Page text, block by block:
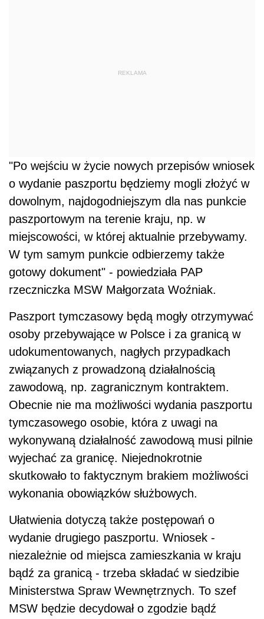
REKLAMA
"Po wejściu w życie nowych przepisów wniosek
o wydanie paszportu będziemy mogli złożyć w
dowolnym, najdogodniejszym dla nas punkcie
paszportowym na terenie kraju, np. w
miejscowości, w której aktualnie przebywamy.
W tym samym punkcie odbierzemy także
gotowy dokument" - powiedziała PAP
rzeczniczka MSW Małgorzata Woźniak.
Paszport tymczasowy będą mogły otrzymywać
osoby przebywające w Polsce i za granicą w
udokumentowanych, nagłych przypadkach
związanych z prowadzoną działalnością
zawodową, np. zagranicznym kontraktem.
Obecnie nie ma możliwości wydania paszportu
tymczasowego osobie, która z uwagi na
wykonywaną działalność zawodową musi pilnie
wyjechać za granicę. Niejednokrotnie
skutkowało to faktycznym brakiem możliwości
wykonania obowiązków służbowych.
Ułatwienia dotyczą także postępowań o
wydanie drugiego paszportu. Wniosek -
niezależnie od miejsca zamieszkania w kraju
bądź za granicą - trzeba składać w siedzibie
Ministerstwa Spraw Wewnętrznych. To szef
MSW będzie decydował o zgodzie bądź